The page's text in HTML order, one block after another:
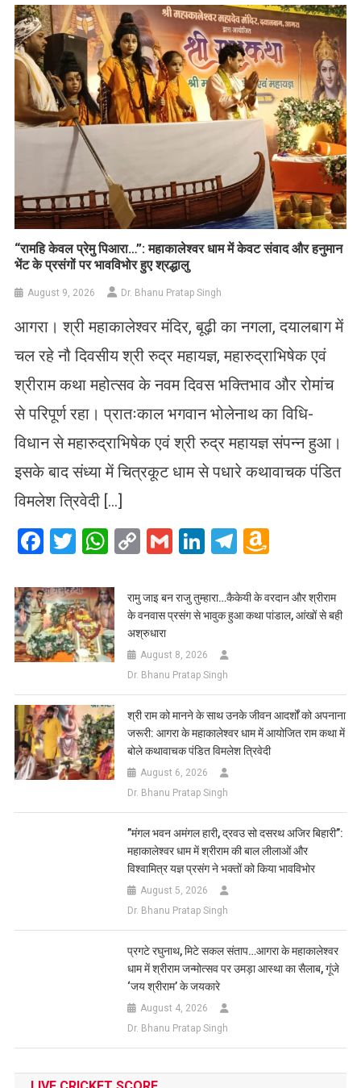
List
​“रामहि केवल प्रेमु पिआरा…”: महाकालेश्वर धाम में केवट संवाद और हनुमान
भेंट के प्रसंगों पर भावविभोर हुए श्रद्धालु
August 9, 2026 Dr. Bhanu Pratap Singh
आगरा। श्री महाकालेश्वर मंदिर, बूढ़ी का नगला, दयालबाग में
चल रहे नौ दिवसीय श्री रुद्र महायज्ञ, महारुद्राभिषेक एवं
श्रीराम कथा महोत्सव के नवम दिवस भक्तिभाव और रोमांच
से परिपूर्ण रहा। प्रातःकाल भगवान भोलेनाथ का विधि-
विधान से महारुद्राभिषेक एवं श्री रुद्र महायज्ञ संपन्न हुआ।
इसके बाद संध्या में चित्रकूट धाम से पधारे कथावाचक पंडित
विमलेश त्रिवेदी […]
Facebook
Twitter
WhatsApp
CopyGmailLinkedIn
Telegram
List
रामु जाइ बन राजु तुम्हारा…कैकेयी के वरदान और श्रीराम
के वनवास प्रसंग से भावुक हुआ कथा पांडाल, आंखों से बही
अश्रुधारा
August 8, 2026
Dr. Bhanu Pratap Singh
​श्री राम को मानने के साथ उनके जीवन आदर्शों को अपनाना
जरूरी: आगरा के महाकालेश्वर धाम में आयोजित राम कथा में
बोले कथावाचक पंडित विमलेश त्रिवेदी
August 6, 2026
Dr. Bhanu Pratap Singh
​”मंगल भवन अमंगल हारी, द्रवउ सो दसरथ अजिर बिहारी”:
महाकालेश्वर धाम में श्रीराम की बाल लीलाओं और
विश्वामित्र यज्ञ प्रसंग ने भक्तों को किया भावविभोर
August 5, 2026
Dr. Bhanu Pratap Singh
प्रगटे रघुनाथ, मिटे सकल संताप…आगरा के महाकालेश्वर
धाम में श्रीराम जन्मोत्सव पर उमड़ा आस्था का सैलाब, गूंजे
‘जय श्रीराम’ के जयकारे
August 4, 2026
Dr. Bhanu Pratap Singh